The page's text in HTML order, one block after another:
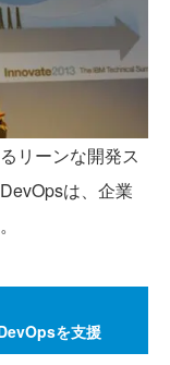
リーンな開発ス
は、企業
を支援